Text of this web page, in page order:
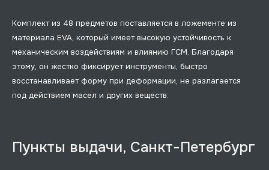
Комплект из 48 предметов поставляется в ложементе из
материала EVA, который имеет высокую устойчивость к
механическим воздействиям и влиянию ГСМ. Благодаря
этому, он жестко фиксирует инструменты, быстро
восстанавливает форму при деформации, не разлагается
под действием масел и других веществ.
Пункты выдачи, Санкт-Петербург